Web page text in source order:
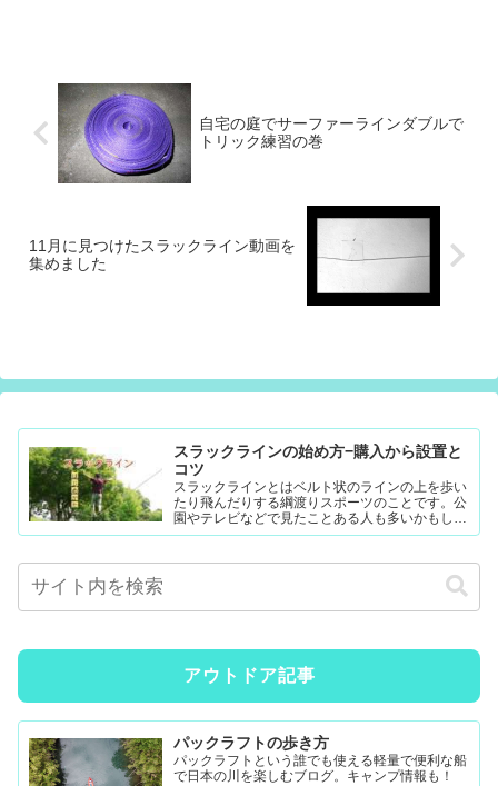
自宅の庭でサーファーラインダブルで
トリック練習の巻
11月に見つけたスラックライン動画を
集めました
スラックラインの始め方−購入から設置と
コツ
スラックラインとはベルト状のラインの上を歩い
たり飛んだりする綱渡りスポーツのことです。公
園やテレビなどで見たことある人も多いかもしれ
ません。難易度調整が簡単なので幼児から大人ま
アウトドア記事
パックラフトの歩き方
パックラフトという誰でも使える軽量で便利な船
で日本の川を楽しむブログ。キャンプ情報も！